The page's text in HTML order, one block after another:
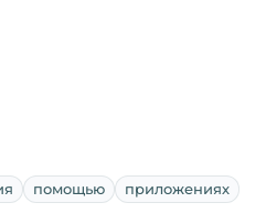
помощью приложениях